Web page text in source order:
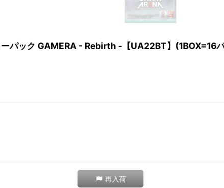
パック GAMERA - Rebirth -【UA22BT】(1BOX=16
再入荷